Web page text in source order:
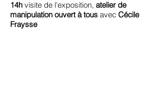
14h visite de l'exposition, atelier de
manipulation ouvert à tous avec Cécile
Fraysse